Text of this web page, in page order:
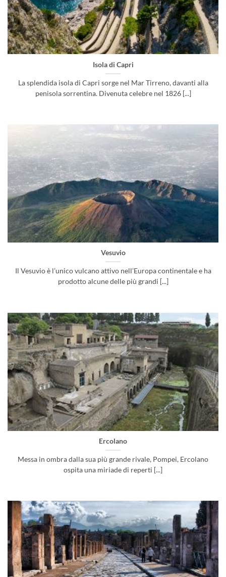
Isola di Capri
La splendida isola di Capri sorge nel Mar Tirreno, davanti alla
penisola sorrentina. Divenuta celebre nel 1826 [...]
Vesuvio
Il Vesuvio è l’unico vulcano attivo nell’Europa continentale e ha
prodotto alcune delle più grandi [...]
Ercolano
Messa in ombra dalla sua più grande rivale, Pompei, Ercolano
ospita una miriade di reperti [...]